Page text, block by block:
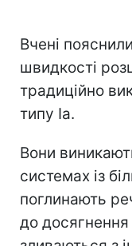
Вчені
швидкості
традиційно
типу Ia.
Вони
системах із
поглинають
до